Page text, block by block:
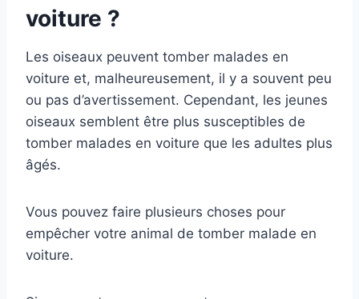
voiture ?
Les oiseaux peuvent tomber malades en
voiture et, malheureusement, il y a souvent peu
ou pas d’avertissement. Cependant, les jeunes
oiseaux semblent être plus susceptibles de
tomber malades en voiture que les adultes plus
âgés.
Vous pouvez faire plusieurs choses pour
empêcher votre animal de tomber malade en
voiture.